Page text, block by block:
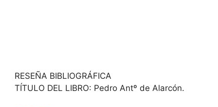
RESEÑA BIBLIOGRÁFICA
TÍTULO DEL LIBRO: Pedro Antº de Alarcón.